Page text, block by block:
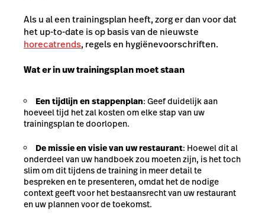
Als u al een trainingsplan heeft, zorg er dan voor dat
het up-to-date is op basis van de nieuwste
horecatrends, regels en hygiënevoorschriften.
Wat er in uw trainingsplan moet staan
Een tijdlijn en stappenplan: Geef duidelijk aan
hoeveel tijd het zal kosten om elke stap van uw
trainingsplan te doorlopen.
De missie en visie van uw restaurant: Hoewel dit al
onderdeel van uw handboek zou moeten zijn, is het toch
slim om dit tijdens de training in meer detail te
bespreken en te presenteren, omdat het de nodige
context geeft voor het bestaansrecht van uw restaurant
en uw plannen voor de toekomst.